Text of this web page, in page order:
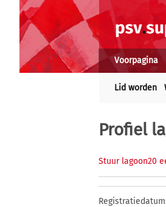
Voorpagina
Lid worden
Profiel
Stuur lagoon20